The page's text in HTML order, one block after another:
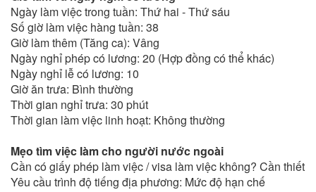
Ngày làm việc trong tuần: Thứ hai - Thứ sáu
Số giờ làm việc hàng tuần: 38
Giờ làm thêm (Tăng ca): Vâng
Ngày nghỉ phép có lương: 20 (Hợp đồng có thể khác)
Ngày nghỉ lễ có lương: 10
Giờ ăn trưa: Bình thường
Thời gian nghỉ trưa: 30 phút
Thời gian làm việc linh hoạt: Không thường
Mẹo tìm việc làm cho người nước ngoài
Cần có giấy phép làm việc / visa làm việc không? Cần thiết
Yêu cầu trình độ tiếng địa phương: Mức độ hạn chế